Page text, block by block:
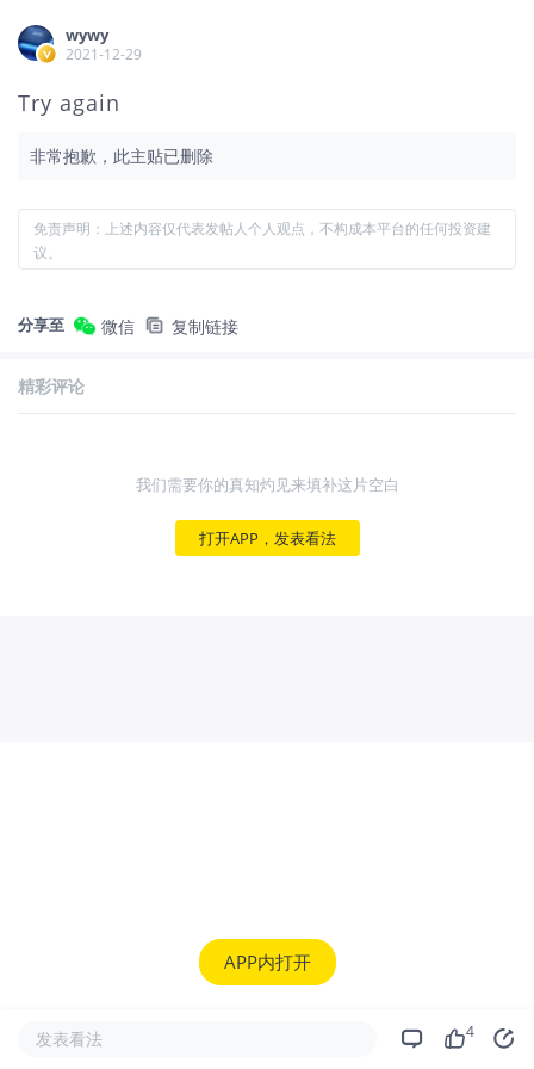
wywy
2021-12-29
Try again
非常抱歉，此主贴已删除
免责声明：上述内容仅代表发帖人个人观点，不构成本平台的任何投资建
议。
分享至 微信 复制链接
精彩评论
我们需要你的真知灼见来填补这片空白
打开APP，发表看法
APP内打开
发表看法 4